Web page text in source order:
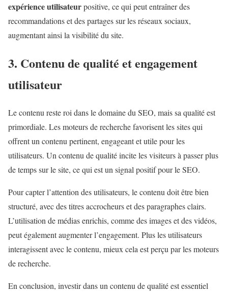
expérience utilisateurpositive, ce qui peut entraîner des
recommandations et des partages sur les réseaux sociaux,
augmentant ainsi la visibilité du site.
3. Contenu de qualité et engagement
utilisateur
Le contenu reste roi dans le domaine du SEO, mais sa qualité est
primordiale. Les moteurs de recherche favorisent les sites qui
offrent un contenu pertinent, engageant et utile pour les
utilisateurs. Un contenu de qualité incite les visiteurs à passer plus
de temps sur le site, ce qui est un signal positif pour le SEO.
Pour capter l’attention des utilisateurs, le contenu doit être bien
structuré, avec des titres accrocheurs et des paragraphes clairs.
L’utilisation de médias enrichis, comme des images et des vidéos,
peut également augmenter l’engagement. Plus les utilisateurs
interagissent avec le contenu, mieux cela est perçu par les moteurs
de recherche.
En conclusion, investir dans un contenu de qualité est essentiel